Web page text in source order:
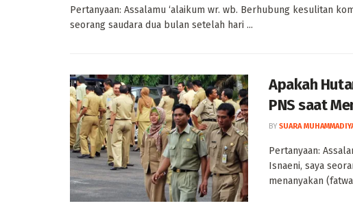
Pertanyaan: Assalamu ‘alaikum wr. wb. Berhubung kesulitan
seorang saudara dua bulan setelah hari ...
Apakah
PNS saat
BY SUARA
Pertanyaan:
Isnaeni, saya
menanyakan